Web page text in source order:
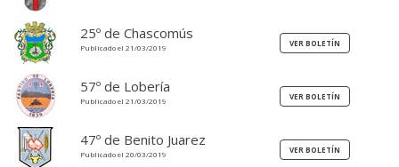
25º de Chascomús
Publicado el 21/03/2019
57º de Lobería
Publicado el 21/03/2019
47º de Benito Juarez
Publicado el 20/03/2019